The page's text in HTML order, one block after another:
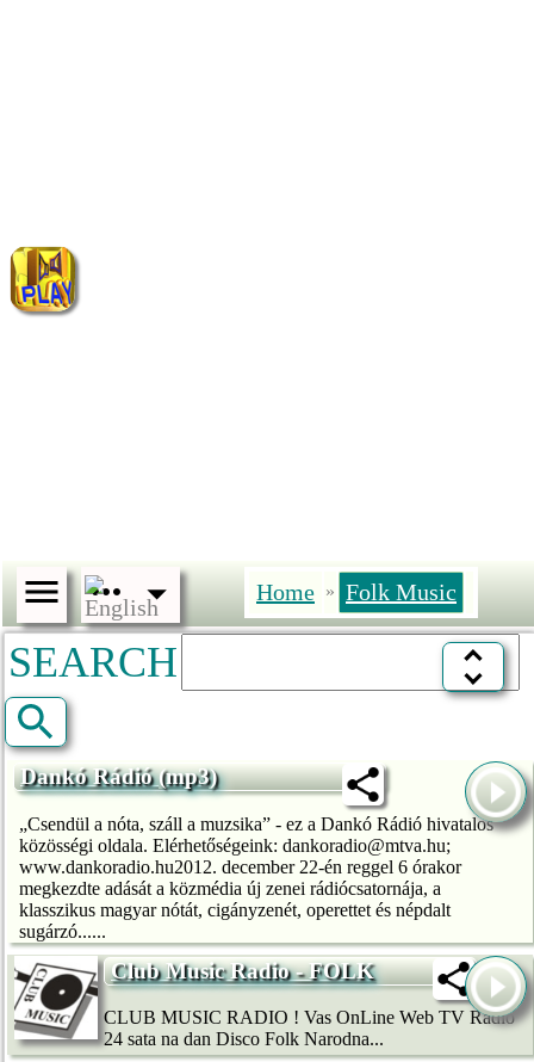
Home » Folk Music
SEARCH
Dankó Rádió (mp3)
„Csendül a nóta, száll a muzsika” - ez a Dankó Rádió hivatalos
közösségi oldala. Elérhetőségeink: dankoradio@mtva.hu;
www.dankoradio.hu2012. december 22-én reggel 6 órakor
megkezdte adását a közmédia új zenei rádiócsatornája, a
klasszikus magyar nótát, cigányzenét, operettet és népdalt
sugárzó......
Club Music Radio - FOLK
CLUB MUSIC RADIO ! Vas OnLine Web TV Radio
24 sata na dan Disco Folk Narodna...